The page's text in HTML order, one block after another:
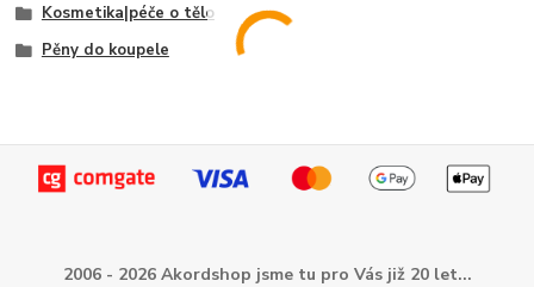
Kosmetika|péče o tělo
Pěny do koupele
2006 - 2026 Akordshop jsme tu pro Vás již 20 let...